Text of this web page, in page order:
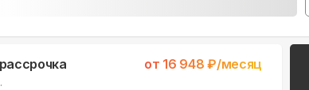
от 16 948 ₽/месяц